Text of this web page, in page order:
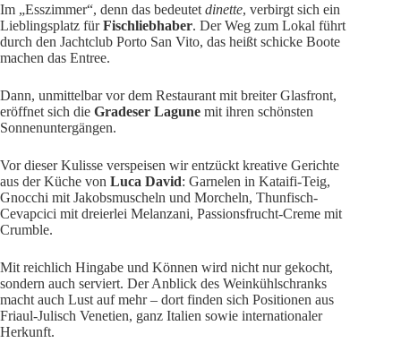
Im „Esszimmer“, denn das bedeutet dinette, verbirgt sich ein
Lieblingsplatz fürFischliebhaber. Der Weg zum Lokal führt
durch den Jachtclub Porto San Vito, das heißt schicke Boote
machen das Entree.
Dann, unmittelbar vor dem Restaurant mit breiter Glasfront,
eröffnet sich die Gradeser Lagune mit ihren schönsten
Sonnenuntergängen.
Vor dieser Kulisse verspeisen wir entzückt kreative Gerichte
aus der Küche von Luca David: Garnelen in Kataifi-Teig,
Gnocchi mit Jakobsmuscheln und Morcheln, Thunfisch-
Cevapcici mit dreierlei Melanzani, Passionsfrucht-Creme mit
Crumble.
Mit reichlich Hingabe und Können wird nicht nur gekocht,
sondern auch serviert. Der Anblick des Weinkühlschranks
macht auch Lust auf mehr – dort finden sich Positionen aus
Friaul-Julisch Venetien, ganz Italien sowie internationaler
Herkunft.